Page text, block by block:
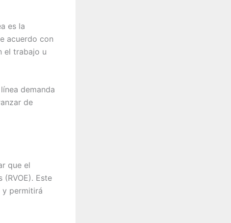
es la
acuerdo con
el trabajo u
demanda
de
que el
Este
permitirá